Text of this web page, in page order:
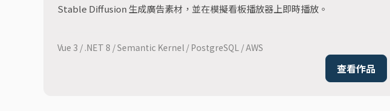
Stable Diffusion 生成廣告素材，並在模擬看板播放器上即時播放。
Vue 3 / .NET 8 / Semantic Kernel / PostgreSQL / AWS
查看作品